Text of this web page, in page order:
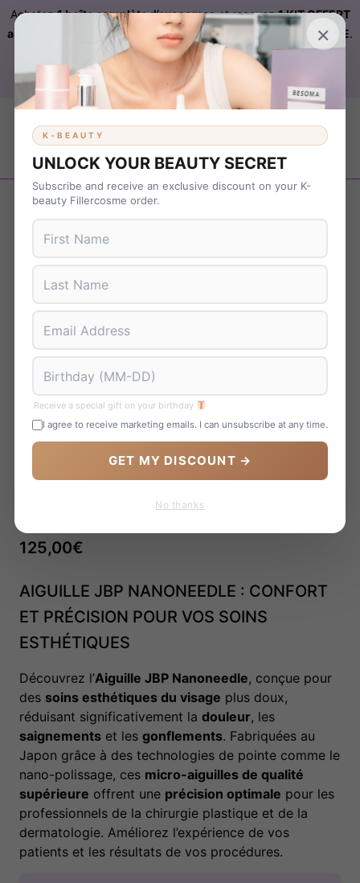
Achetez1 boîte complète d’exosomeset recevez1 KIT OFFERT
automatiquement ajouté à votre commande sur FILLERCOSME.
Livraison OFFERTE KBEAUTYdès 899 € d’achat. Code :
B37NS7T9
Revenir en arrière
JBP NANONEEDLE 34G
125,00€
AIGUILLE JBP NANONEEDLE : CONFORT
ET PRÉCISION POUR VOS SOINS
ESTHÉTIQUES
Découvrez l’Aiguille JBP Nanoneedle, conçue pour
des soins esthétiques du visage plus doux,
réduisant significativement la douleur, les
saignements et les gonflements. Fabriquées au
Japon grâce à des technologies de pointe comme le
nano-polissage, ces micro-aiguilles de qualité
supérieure offrent une précision optimale pour les
professionnels de la chirurgie plastique et de la
dermatologie. Améliorez l’expérience de vos
patients et les résultats de vos procédures.
×
K-BEAUTY
UNLOCK YOUR BEAUTY SECRET
Subscribe and receive an exclusive discount on your K-
beauty Fillercosme order.
Receive a special gift on your birthday
I agree to receive marketing emails. I can unsubscribe at any time.
GET MY DISCOUNT →
No thanks